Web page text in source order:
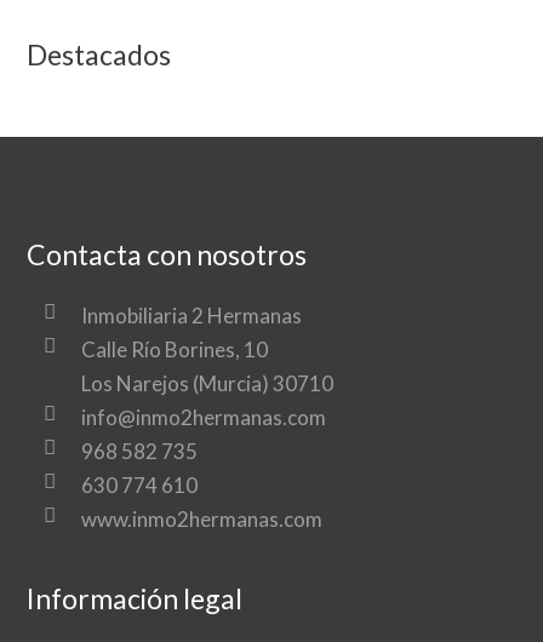
Destacados
Contacta con nosotros
Inmobiliaria 2 Hermanas
Calle Río Borines, 10
Los Narejos (Murcia) 30710
info@inmo2hermanas.com
968 582 735
630 774 610
www.inmo2hermanas.com
Información legal